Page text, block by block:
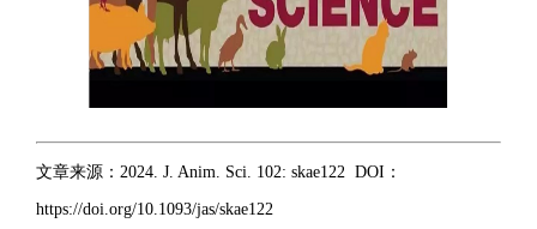
文章来源： 2024. J. Anim. Sci. 102: skae122 DOI：
https://doi.org/10.1093/jas/skae122